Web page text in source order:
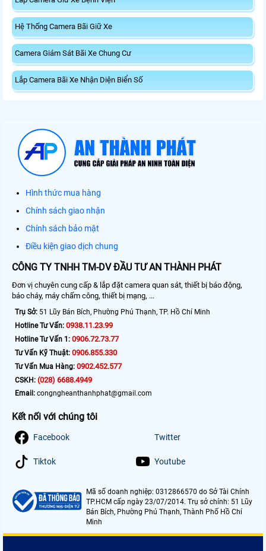
Hệ Thống Camera Bãi Giữ Xe
Camera Giám Sát Bãi Xe Chung Cư
Lắp Camera Bãi Xe Nhận Diện Biển Số
Hình thức mua hàng
Chính sách giao nhận
Chính sách bảo mật
Điều kiện giao dịch chung
CÔNG TY TNHH TM-DV ĐẦU TƯ AN THÀNH PHÁT
Đơn vị chuyên cung cấp & lắp đặt camera quan sát, thiết bị báo động,
báo cháy, máy chấm công, thiết bị mạng, ...
Trụ Sở: 51 Lũy Bán Bích, Phường Phú Thạnh, TP. Hồ Chí Minh
Hotline Tư Vấn: 0938.11.23.99
Hotline Tư Vấn 1: 0906.72.73.77
Tư Vấn Kỹ Thuật: 0906.855.330
Tư Vấn Mua Hàng: 0902.452.577
CSKH: (028) 6688.4949
Email: congngheanthanhphat@gmail.com
Kết nối với chúng tôi
Facebook Twitter
Tiktok Youtube
Mã số doanh nghiệp: 0312866570 do Sở Tài Chính
TP.HCM cấp ngày 23/07/2014. Trụ sở chính: 51 Lũy
Bán Bích, Phường Phú Thạnh, Thành Phố Hồ Chí
Minh